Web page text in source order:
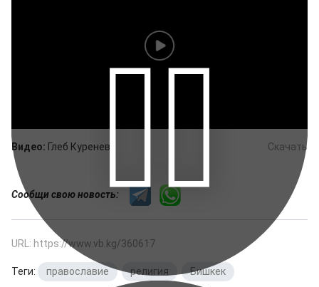
Скачать
Видео: Глеб Куренев
Сообщи свою новость:
URL: https://www.vb.kg/360617
Теги: православие , религия Бишкек